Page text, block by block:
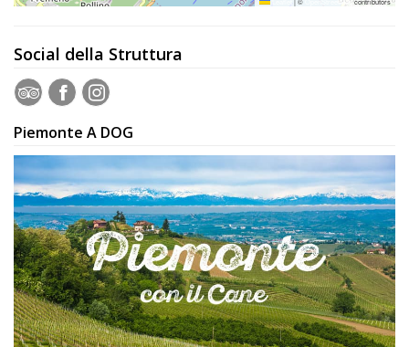
Social della Struttura
Piemonte A DOG